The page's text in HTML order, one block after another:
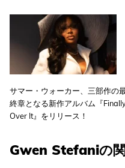
サマー・ウォーカー、三部作の
終章となる新作アルバム『
Over It』をリリース！
Gwen Stefaniの